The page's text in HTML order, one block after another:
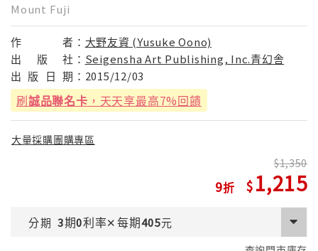
Mount Fuji
作 者： 大野友資 (Yusuke Oono)
出
版 社： Seigensha Art Publishing, Inc.青幻舎
出 版 日 期： 2015/12/03
刷誠品聯名卡 ，天天享最高7%回饋
大量採購團購專區
9
1,350
1,215
分期 3期0利率✕每期405元